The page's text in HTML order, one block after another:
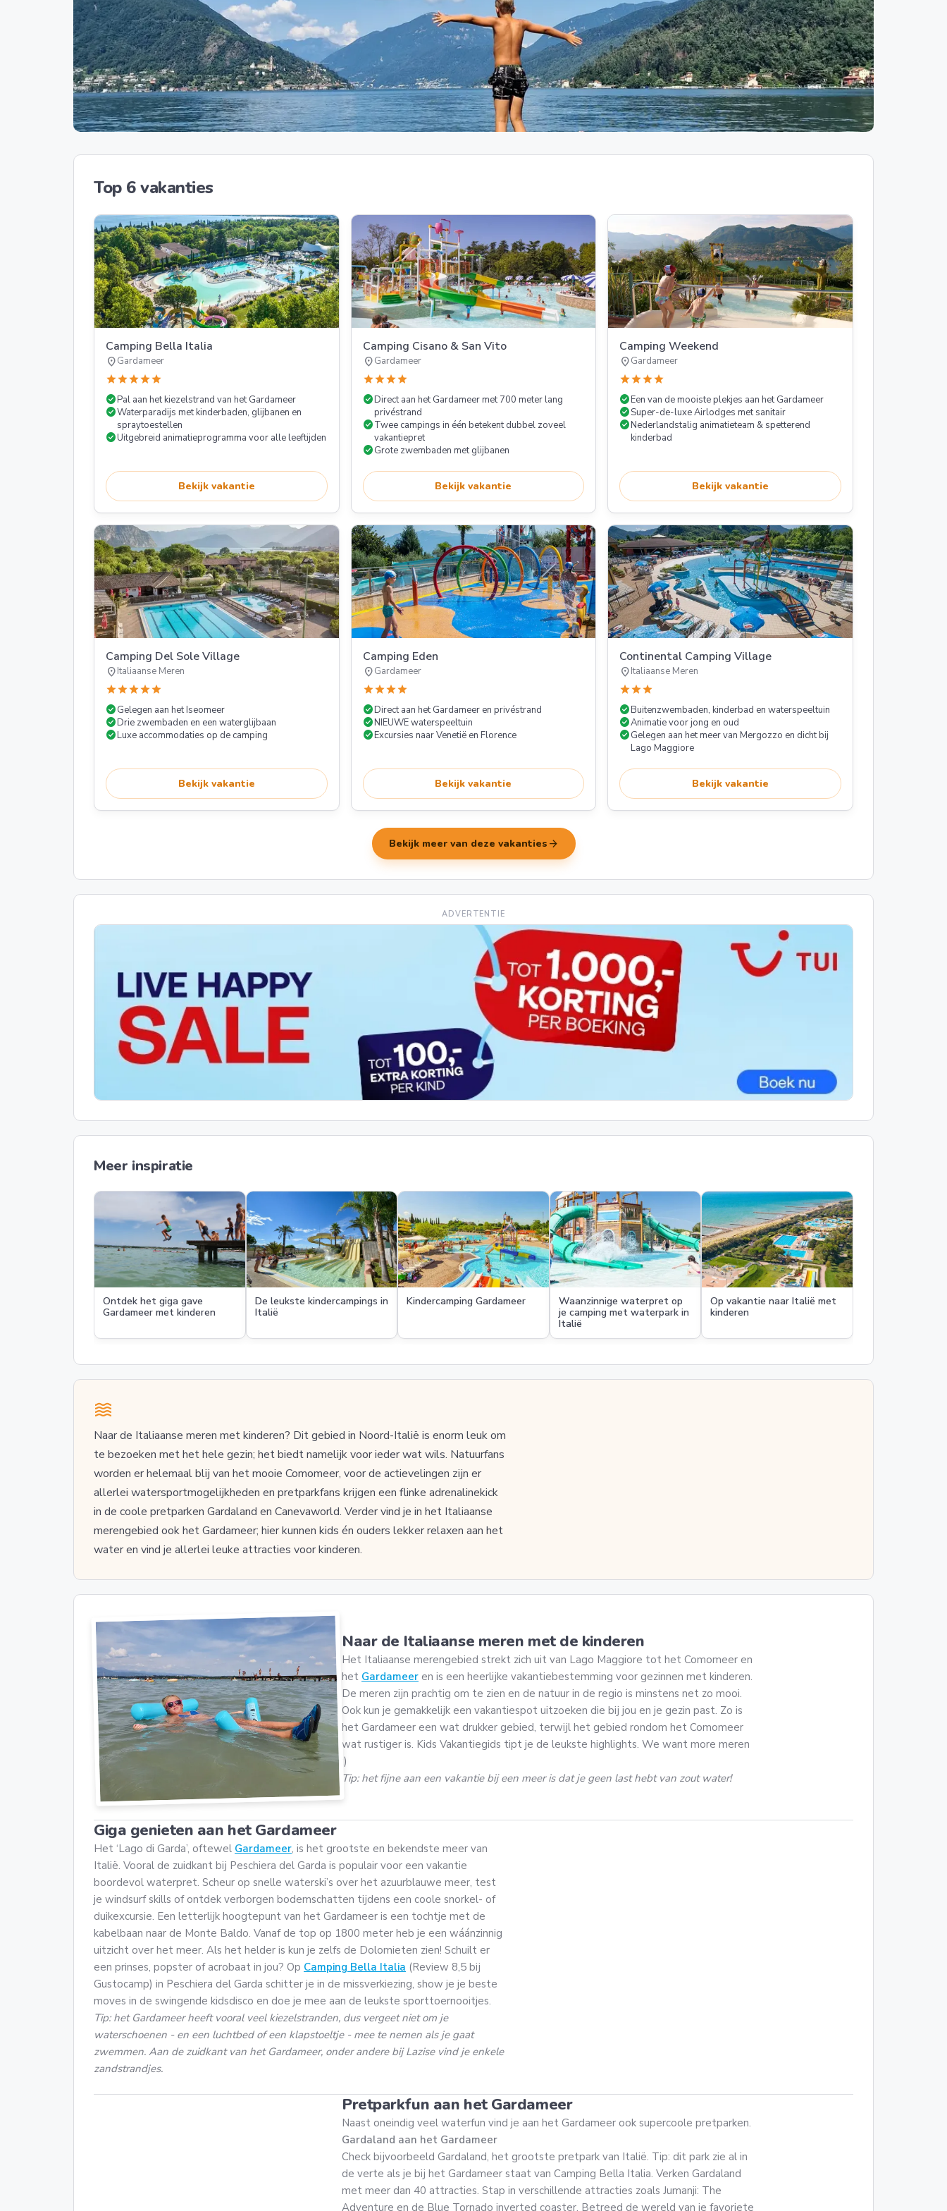
Top 6 vakanties
Camping Bella Italia
location_onGardameer
starstarstarstarstar
check_circlePal aan het kiezelstrand van het Gardameer
check_circleWaterparadijs met kinderbaden, glijbanen en
spraytoestellen
check_circleUitgebreid animatieprogramma voor alle leeftijden
Bekijk vakantie
Camping Cisano & San Vito
location_onGardameer
starstarstarstar
check_circleDirect aan het Gardameer met 700 meter lang
privéstrand
check_circleTwee campings in één betekent dubbel zoveel
vakantiepret
check_circleGrote zwembaden met glijbanen
Bekijk vakantie
Camping Weekend
location_onGardameer
starstarstarstar
check_circleEen van de mooiste plekjes aan het Gardameer
check_circleSuper-de-luxe Airlodges met sanitair
check_circleNederlandstalig animatieteam & spetterend
kinderbad
Bekijk vakantie
Camping Del Sole Village
location_onItaliaanse Meren
starstarstarstarstar
check_circleGelegen aan het Iseomeer
check_circleDrie zwembaden en een waterglijbaan
check_circleLuxe accommodaties op de camping
Bekijk vakantie
Camping Eden
location_onGardameer
starstarstarstar
check_circleDirect aan het Gardameer en privéstrand
check_circleNIEUWE waterspeeltuin
check_circleExcursies naar Venetië en Florence
Bekijk vakantie
Continental Camping Village
location_onItaliaanse Meren
starstarstar
check_circleBuitenzwembaden, kinderbad en waterspeeltuin
check_circleAnimatie voor jong en oud
check_circleGelegen aan het meer van Mergozzo en dicht bij
Lago Maggiore
Bekijk vakantie
Bekijk meer van deze vakanties arrow_forward
ADVERTENTIE
Meer inspiratie
Ontdek het giga gave
Gardameer met kinderen
De leukste kindercampings in
Italië
Kindercamping Gardameer
Waanzinnige waterpret op
je camping met waterpark in
Italië
Op vakantie naar Italië met
kinderen
Naar de Italiaanse meren met kinderen? Dit gebied in Noord-Italië is enorm leuk om
te bezoeken met het hele gezin; het biedt namelijk voor ieder wat wils. Natuurfans
worden er helemaal blij van het mooie Comomeer, voor de actievelingen zijn er
allerlei watersportmogelijkheden en pretparkfans krijgen een flinke adrenalinekick
in de coole pretparken Gardaland en Canevaworld. Verder vind je in het Italiaanse
merengebied ook het Gardameer; hier kunnen kids én ouders lekker relaxen aan het
water en vind je allerlei leuke attracties voor kinderen.
Naar de Italiaanse meren met de kinderen
Het Italiaanse merengebied strekt zich uit van Lago Maggiore tot het Comomeer en
het Gardameer en is een heerlijke vakantiebestemming voor gezinnen met kinderen.
De meren zijn prachtig om te zien en de natuur in de regio is minstens net zo mooi.
Ook kun je gemakkelijk een vakantiespot uitzoeken die bij jou en je gezin past. Zo is
het Gardameer een wat drukker gebied, terwijl het gebied rondom het Comomeer
wat rustiger is. Kids Vakantiegids tipt je de leukste highlights. We want more meren
;)
Tip: het fijne aan een vakantie bij een meer is dat je geen last hebt van zout water!
Giga genieten aan het Gardameer
Het ‘Lago di Garda’, oftewel Gardameer, is het grootste en bekendste meer van
Italië. Vooral de zuidkant bij Peschiera del Garda is populair voor een vakantie
boordevol waterpret. Scheur op snelle waterski’s over het azuurblauwe meer, test
je windsurf skills of ontdek verborgen bodemschatten tijdens een coole snorkel- of
duikexcursie. Een letterlijk hoogtepunt van het Gardameer is een tochtje met de
kabelbaan naar de Monte Baldo. Vanaf de top op 1800 meter heb je een wáánzinnig
uitzicht over het meer. Als het helder is kun je zelfs de Dolomieten zien! Schuilt er
een prinses, popster of acrobaat in jou? Op Camping Bella Italia (Review 8,5 bij
Gustocamp) in Peschiera del Garda schitter je in de missverkiezing, show je je beste
moves in de swingende kidsdisco en doe je mee aan de leukste sporttoernooitjes.
Tip: het Gardameer heeft vooral veel kiezelstranden, dus vergeet niet om je
waterschoenen - en een luchtbed of een klapstoeltje - mee te nemen als je gaat
zwemmen. Aan de zuidkant van het Gardameer, onder andere bij Lazise vind je enkele
zandstrandjes.
Pretparkfun aan het Gardameer
Naast oneindig veel waterfun vind je aan het Gardameer ook supercoole pretparken.
Gardaland aan het Gardameer
Check bijvoorbeeld Gardaland, het grootste pretpark van Italië. Tip: dit park zie al in
de verte als je bij het Gardameer staat van Camping Bella Italia. Verken Gardaland
met meer dan 40 attracties. Stap in verschillende attracties zoals Jumanji: The
Adventure en de Blue Tornado inverted coaster. Betreed de wereld van je favoriete